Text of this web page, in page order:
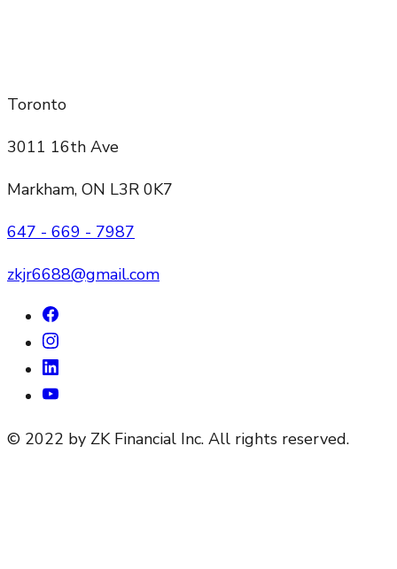
Toronto
3011 16th Ave
Markham, ON L3R 0K7
647 - 669 - 7987
zkjr6688@gmail.com
© 2022 by ZK Financial Inc. All rights reserved.